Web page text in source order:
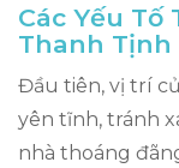
Các Yếu Tố
Thanh Tịnh
Đầu tiên, vị trí
yên tĩnh, tránh
nhà thoáng